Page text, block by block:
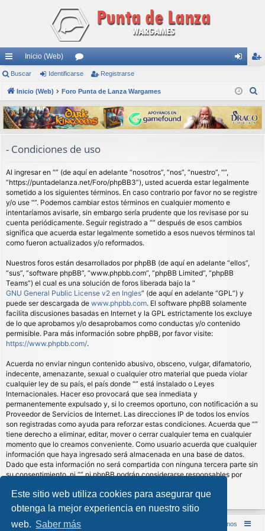
Este sitio web utiliza cookies para asegurar que
obtenga la mejor experiencia en nuestro sitio
web. Saber más
nl
ac
es
rá
s
Inicio (Web)
or
os nti
fic
ar
ist
ra
rs
Buscar Identificarse Registrarse
Inicio (Web) Foro Punta de Lanza Wargames
s
c
- Condiciones de uso
Al ingresar en “” (de aquí en adelante “nosotros”, “nos”, “nuestro”, “”,
“https://puntadelanza.net/Foro/phpBB3”), usted acuerda estar legalmente
sometido a los siguientes términos. En caso contrario por favor no se registre
y/o use “”. Podemos cambiar estos términos en cualquier momento e
intentaríamos avisarle, sin embargo sería prudente que los revisase por su
cuenta periódicamente. Seguir registrado a “” después de esos cambios
significa que acuerda estar legalmente sometido a esos nuevos términos tal
como fueron actualizados y/o reformados.
Nuestros foros están desarrollados por phpBB (de aquí en adelante “ellos”,
“sus”, “software phpBB”, “www.phpbb.com”, “phpBB Limited”, “phpBB
Teams”) el cual es una solución de foros liberada bajo la “
GNU General Public License v2 en Ingles” (de aquí en adelante “GPL”) y
puede ser descargada de www.phpbb.com. El software phpBB solamente
facilita discusiones basadas en Internet y la GPL estrictamente los excluye
de lo que aprobamos y/o desaprobamos como conductas y/o contenido
permisible. Para más información sobre phpBB, por favor visite:
https://www.phpbb.com/.
Acuerda no enviar ningun contenido abusivo, obsceno, vulgar, difamatorio,
indecente, amenazante, sexual o cualquier otro material que pueda violar
cualquier ley de su país, el país donde “” está instalado o Leyes
Internacionales. Hacer eso provocará que sea inmediata y
permanentemente expulsado y, si lo creemos oportuno, con notificación a su
Proveedor de Servicios de Internet. Las direcciones IP de todos los envíos
son registradas como ayuda para reforzar estas condiciones. Acuerda que “”
tiene derecho a eliminar, editar, mover o cerrar cualquier tema en cualquier
momento que lo creamos conveniente. Como usuario acuerda que cualquier
información que haya ingresado será almacenada en una base de datos.
Dado que esta información no será compartida con ninguna tercera parte sin
su consentimiento, ni “” ni phpBB podrán considerarse responsables por
comprometidos.
Inicio (Web) Foro Punta de Lanza Wargames Contáctenos